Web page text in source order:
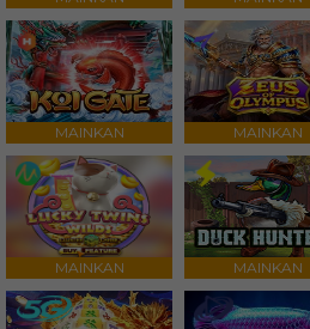
MAINKAN MAINKAN
MAINKAN MAINKAN